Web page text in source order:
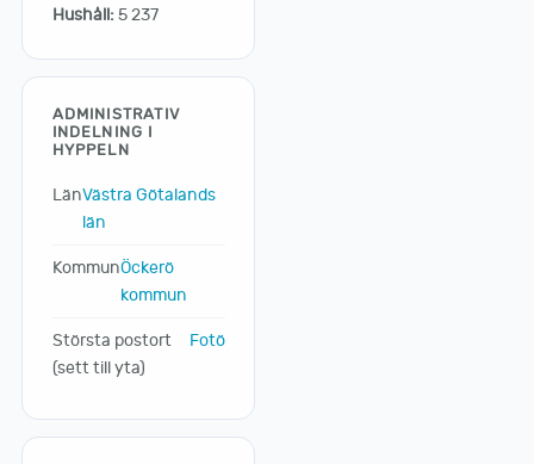
Hushåll:5 237
ADMINISTRATIV
INDELNING I
HYPPELN
LänVästra Götalands
län
KommunÖckerö
kommun
Största postort
(sett till yta)
Fotö